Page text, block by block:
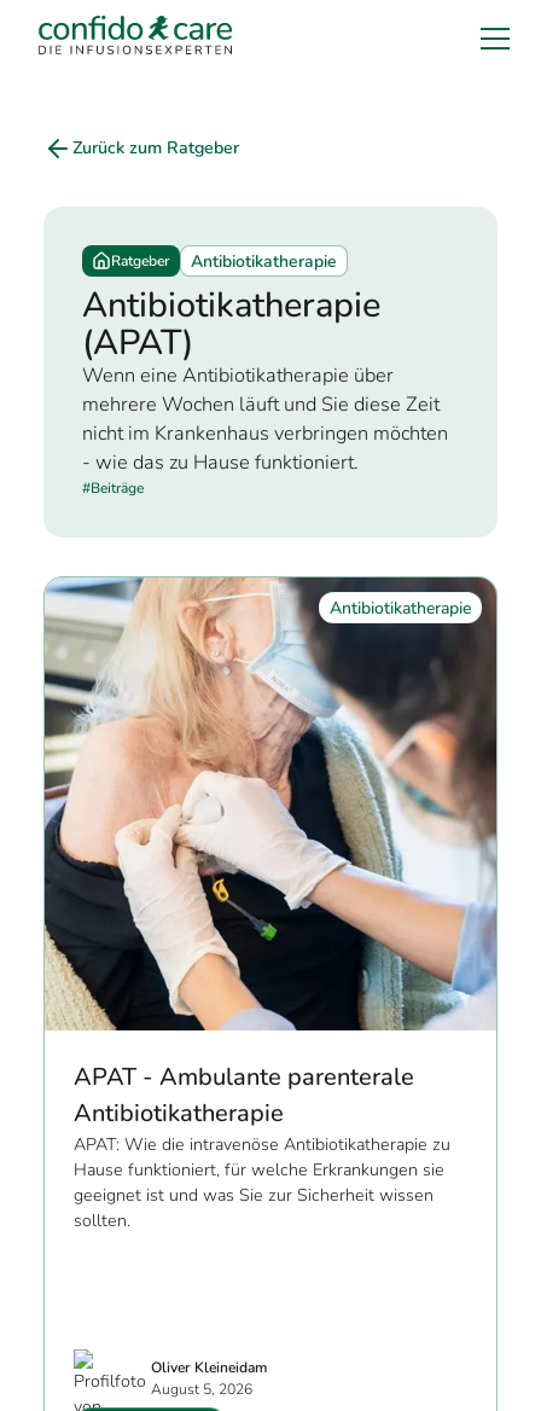
Zurück zum Ratgeber
Ratgeber Antibiotikatherapie
Antibiotikatherapie
(APAT)
Wenn eine Antibiotikatherapie über
mehrere Wochen läuft und Sie diese Zeit
nicht im Krankenhaus verbringen möchten
- wie das zu Hause funktioniert.
#Beiträge
Antibiotikatherapie
APAT - Ambulante parenterale
Antibiotikatherapie
APAT: Wie die intravenöse Antibiotikatherapie zu
Hause funktioniert, für welche Erkrankungen sie
geeignet ist und was Sie zur Sicherheit wissen
sollten.
Oliver Kleineidam
August 5, 2026